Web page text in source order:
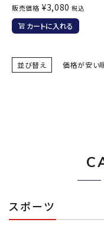
販売価格 ¥3,080 税込
カートに入れる
並び替え 価格が安い
スポーツ